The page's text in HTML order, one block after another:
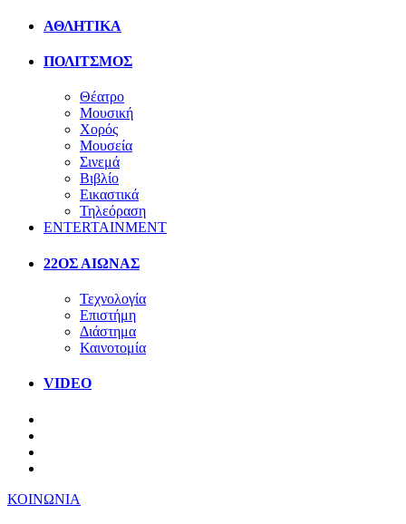
ΑΘΛΗΤΙΚΑ
ΠΟΛΙΤΣΜΟΣ
Θέατρο
Μουσική
Χορός
Μουσεία
Σινεμά
Βιβλίο
Εικαστικά
Τηλεόραση
ENTERTAINMENT
22ΟΣ ΑΙΩΝΑΣ
Τεχνολογία
Επιστήμη
Διάστημα
Καινοτομία
VIDEO
ΚΟΙΝΩΝΙΑ